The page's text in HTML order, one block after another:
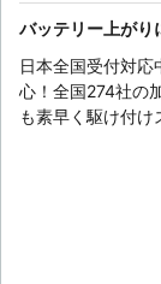
バッテリー上がり
日本全国受付対
心！全国274社の
も素早く駆け付け